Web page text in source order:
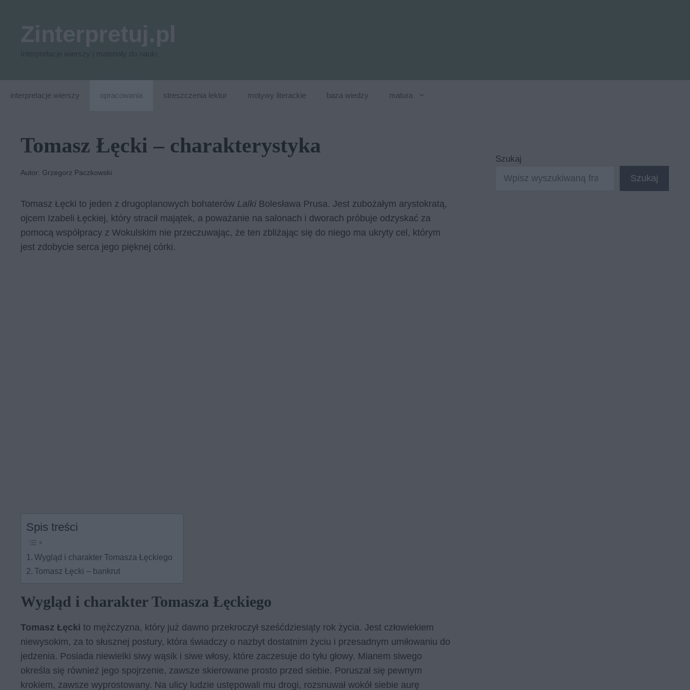
interpretacje wierszy opracowania streszczenia lektur motywy literackie baza wiedzy matura
Tomasz Łęcki – charakterystyka
Autor: Grzegorz Paczkowski
Tomasz Łęcki to jeden z drugoplanowych bohaterów Lalki Bolesława Prusa. Jest zubożałym arystokratą,
ojcem Izabeli Łęckiej, który stracił majątek, a poważanie na salonach i dworach próbuje odzyskać za
pomocą współpracy z Wokulskim nie przeczuwając, że ten zbliżając się do niego ma ukryty cel, którym
jest zdobycie serca jego pięknej córki.
Spis treści
Wygląd i charakter Tomasza Łęckiego
Tomasz Łęcki – bankrut
Wygląd i charakter Tomasza Łęckiego
Tomasz Łęcki to mężczyzna, który już dawno przekroczył sześćdziesiąty rok życia. Jest człowiekiem
niewysokim, za to słusznej postury, która świadczy o nazbyt dostatnim życiu i przesadnym umiłowaniu do
jedzenia. Posiada niewielki siwy wąsik i siwe włosy, które zaczesuje do tyłu głowy. Mianem siwego
określa się również jego spojrzenie, zawsze skierowane prosto przed siebie. Poruszał się pewnym
krokiem, zawsze wyprostowany. Na ulicy ludzie ustępowali mu drogi, rozsnuwał wokół siebie aurę
Szukaj
Szukaj